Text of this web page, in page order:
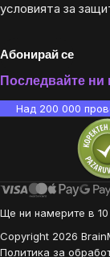
условията за
Абонирай се
Последвайте
Над 200 000
Ще ни намерите в
Copyright 2026
Политика за